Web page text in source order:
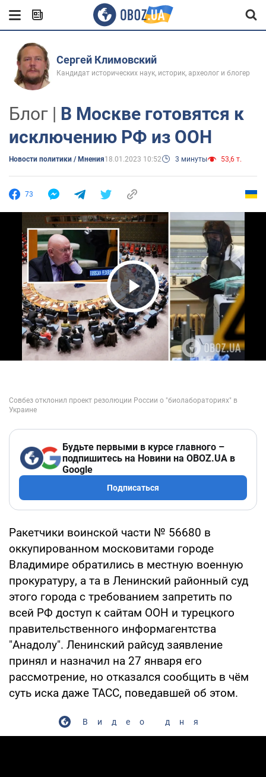
Сергей Климовский
Кандидат исторических наук, историк, археолог и блогер
Блог | В Москве готовятся к
исключению РФ из ООН
Новости политики / Мнения18.01.2023 10:52 3 минуты 53,6 т.
73
Play Video
Будьте первыми в курсе главного –
подпишитесь на Новини на OBOZ.UA в
Google
Подписаться
Ракетчики воинской части № 56680 в
оккупированном московитами городе
Владимире обратились в местную военную
прокуратуру, а та в Ленинский районный суд
этого города с требованием запретить по
всей РФ доступ к сайтам ООН и турецкого
правительственного информагентства
"Анадолу". Ленинский райсуд заявление
принял и назначил на 27 января его
рассмотрение, но отказался сообщить в чём
суть иска даже ТАСС, поведавшей об этом.
Видео дня